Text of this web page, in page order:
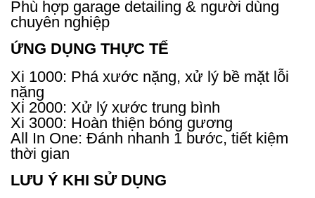
Phù hợp garage detailing & người dùng
chuyên nghiệp
ỨNG DỤNG THỰC TẾ
Xi 1000: Phá xước nặng, xử lý bề mặt lỗi
nặng
Xi 2000: Xử lý xước trung bình
Xi 3000: Hoàn thiện bóng gương
All In One: Đánh nhanh 1 bước, tiết kiệm
thời gian
LƯU Ý KHI SỬ DỤNG